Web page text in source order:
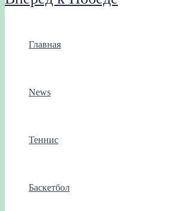
Главная
News
Теннис
Баскетбол